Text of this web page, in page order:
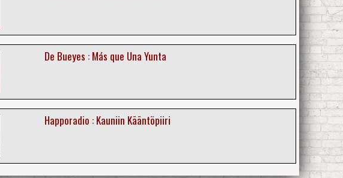
De Bueyes : Más que Una Yunta
Happoradio : Kauniin Kääntöpiiri